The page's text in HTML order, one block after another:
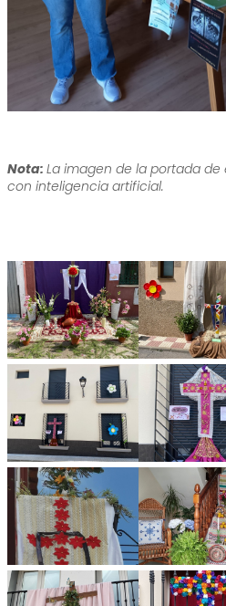
Nota: La imagen de la portada
con inteligencia artificial.